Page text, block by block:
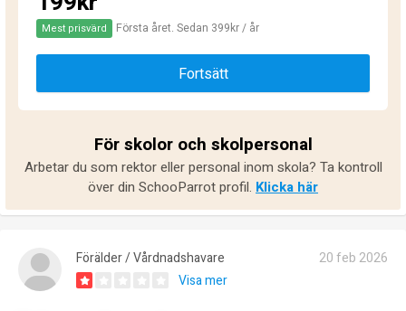
Mest prisvärd Första året. Sedan 399kr / år
Fortsätt
För skolor och skolpersonal
Arbetar du som rektor eller personal inom skola? Ta kontroll
över din SchooParrot profil. Klicka här
Förälder / Vårdnadshavare
20 feb 2026
Visa mer